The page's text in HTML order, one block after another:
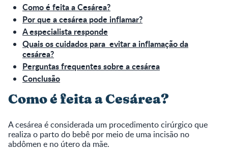
Como é feita a Cesárea?
Por que a cesárea pode inflamar?
A especialista responde
Quais os cuidados para evitar a inflamação da
cesárea?
Perguntas frequentes sobre a cesárea
Conclusão
Como é feita a Cesárea?
A cesárea é considerada um procedimento cirúrgico que
realiza o parto do bebê por meio de uma incisão no
abdômen e no útero da mãe.